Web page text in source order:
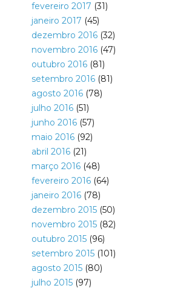
fevereiro 2017 (31)
janeiro 2017 (45)
dezembro 2016(32)
novembro 2016(47)
outubro 2016(81)
setembro 2016(81)
agosto 2016(78)
julho 2016(51)
junho 2016(57)
maio 2016(92)
abril 2016(21)
março 2016(48)
fevereiro 2016(64)
janeiro 2016(78)
dezembro 2015(50)
novembro 2015(82)
outubro 2015(96)
setembro 2015(101)
agosto 2015(80)
julho 2015(97)